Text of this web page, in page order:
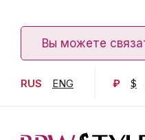
Вы можете
RUS ENG ₽ $